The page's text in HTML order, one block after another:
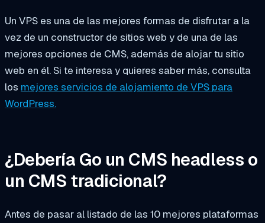
Un VPS es una de las mejores formas de disfrutar a la
vez de un constructor de sitios web y de una de las
mejores opciones de CMS, además de alojar tu sitio
web en él. Si te interesa y quieres saber más, consulta
los mejores servicios de alojamiento de VPS para
WordPress.
¿Debería Go un CMS headless o
un CMS tradicional?
Antes de pasar al listado de las 10 mejores plataformas